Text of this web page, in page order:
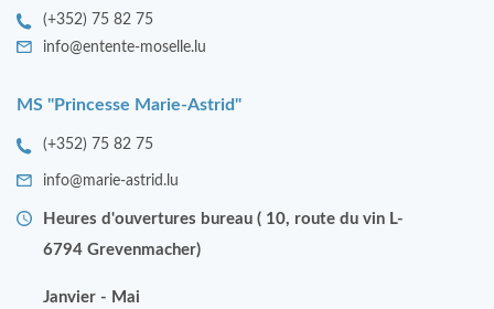
(+352) 75 82 75
info@entente-moselle.lu
MS "Princesse Marie-Astrid"
(+352) 75 82 75
info@marie-astrid.lu
Heures d'ouvertures bureau ( 10, route du vin L-
6794 Grevenmacher)
Janvier - Mai